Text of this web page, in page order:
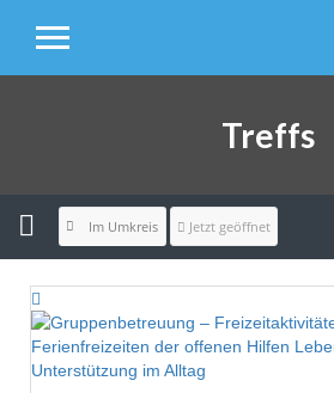
Treffs
Im Umkreis Jetzt geöffnet
Unterstützung im Alltag